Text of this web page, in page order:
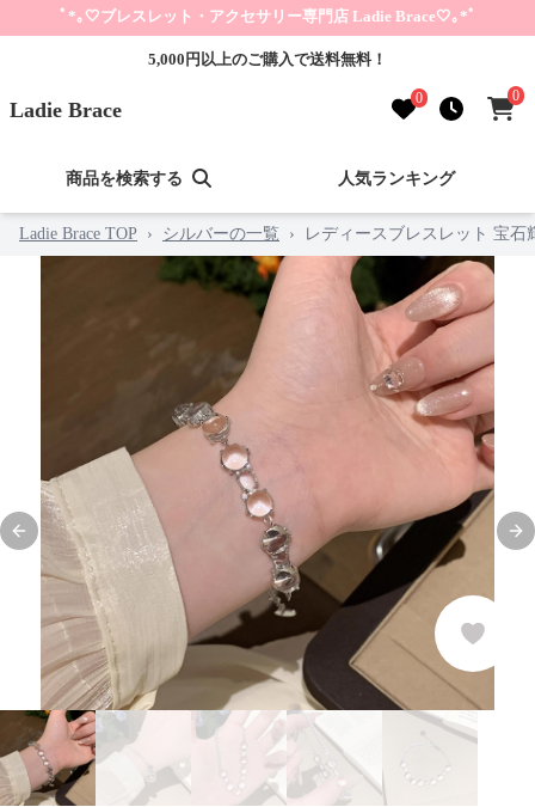
ﾟ*｡🤍ブレスレット・アクセサリー専門店 Ladie Brace🤍｡*ﾟ
5,000円以上のご購入で送料無料！
Ladie Brace 0 0
商品を検索する 人気ランキング
Ladie Brace TOP › シルバーの一覧 › レディースブレスレット 宝石
Previous slide